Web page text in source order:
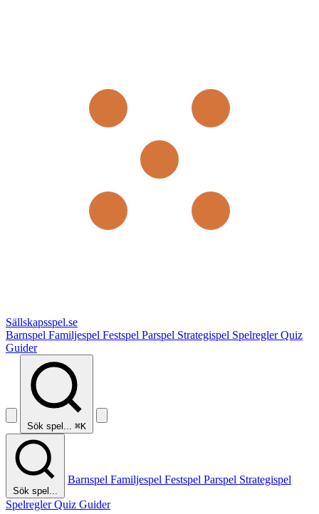
Sällskapsspel.se
Barnspel Familjespel Festspel Parspel Strategispel SpelreglerQuiz
Guider
Sök spel... ⌘K
Sök spel...
Barnspel Familjespel Festspel Parspel Strategispel
SpelreglerQuiz Guider